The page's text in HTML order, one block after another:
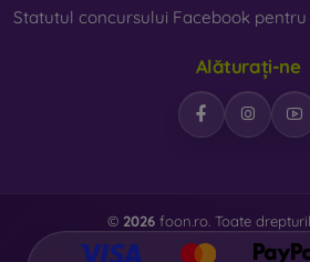
Statutul concursului Facebook pentru
Alăturați-ne
© 2026 foon.ro. Toate